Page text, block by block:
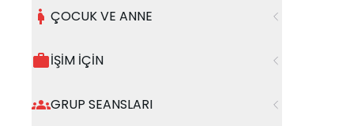
ÇOCUK VE ANNE
İŞİM İÇİN
GRUP SEANSLARI